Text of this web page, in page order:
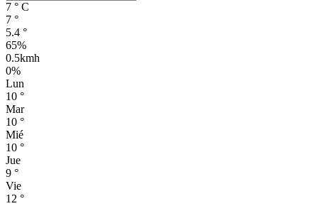
7 ° C
7 °
5.4 °
65%
0.5kmh
0%
Lun
10 °
Mar
10 °
Mié
10 °
Jue
9 °
Vie
12 °